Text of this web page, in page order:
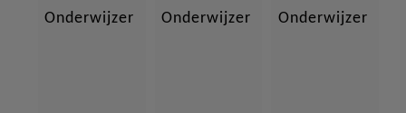
Onderwijzer Onderwijzer Onderwijzer